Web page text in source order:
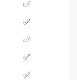
✅
✅
✅
✅
✅